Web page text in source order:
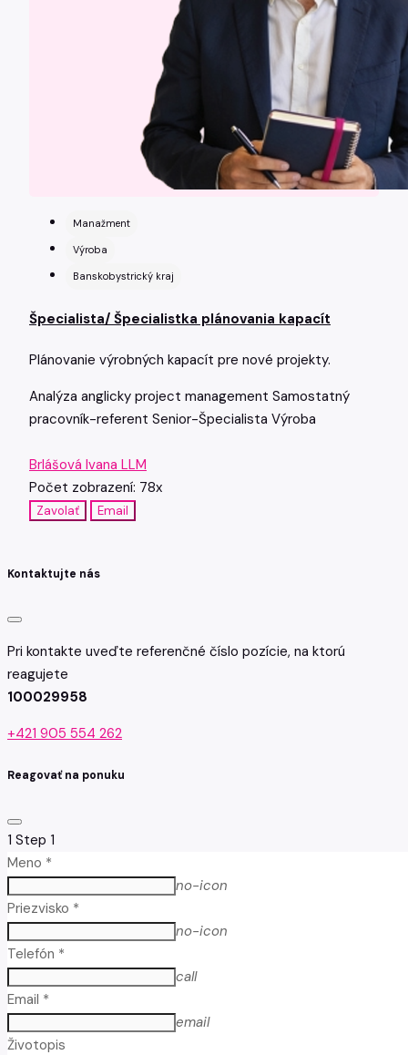
Manažment
Výroba
Banskobystrický kraj
Špecialista/ Špecialistka plánovania kapacít
Plánovanie výrobných kapacít pre nové projekty.
Analýza anglicky project management Samostatný
pracovník-referent Senior-Špecialista Výroba
Brlášová Ivana LLM
Počet zobrazení: 78x
Zavolať Email
Kontaktujte nás
Pri kontakte uveďte referenčné číslo pozície, na ktorú
reagujete
100029958
+421 905 554 262
Reagovať na ponuku
1 Step 1
Meno *
no-icon
Priezvisko *
no-icon
Telefón *
call
Email *
email
Životopis